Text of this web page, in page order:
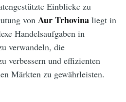
Einblicke zu
von Aur Trhovina liegt in
Handelsaufgaben in
verwandeln, die
verbessern und effizienten
Märkten zu gewährleisten.